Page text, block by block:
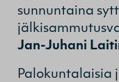
sunnuntaina
Jan-Juhani
Palokuntalaisia